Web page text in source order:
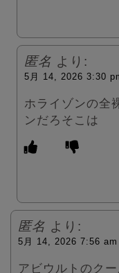
匿名 より:
5月 14, 2026 3:30
ホライゾンの全
ンだろそこは
匿名 より:
5月 14, 2026 7:56 am
アビウルトのク